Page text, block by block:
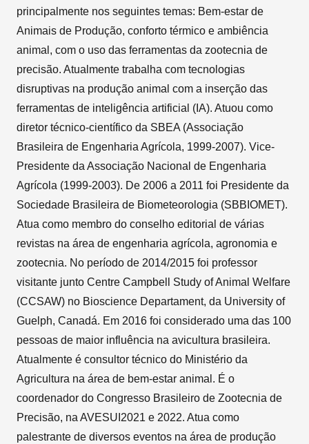
principalmente nos seguintes temas: Bem-estar de
Animais de Produção, conforto térmico e ambiência
animal, com o uso das ferramentas da zootecnia de
precisão. Atualmente trabalha com tecnologias
disruptivas na produção animal com a inserção das
ferramentas de inteligência artificial (IA). Atuou como
diretor técnico-científico da SBEA (Associação
Brasileira de Engenharia Agrícola, 1999-2007). Vice-
Presidente da Associação Nacional de Engenharia
Agrícola (1999-2003). De 2006 a 2011 foi Presidente da
Sociedade Brasileira de Biometeorologia (SBBIOMET).
Atua como membro do conselho editorial de várias
revistas na área de engenharia agrícola, agronomia e
zootecnia. No período de 2014/2015 foi professor
visitante junto Centre Campbell Study of Animal Welfare
(CCSAW) no Bioscience Departament, da University of
Guelph, Canadá. Em 2016 foi considerado uma das 100
pessoas de maior influência na avicultura brasileira.
Atualmente é consultor técnico do Ministério da
Agricultura na área de bem-estar animal. É o
coordenador do Congresso Brasileiro de Zootecnia de
Precisão, na AVESUI2021 e 2022. Atua como
palestrante de diversos eventos na área de produção